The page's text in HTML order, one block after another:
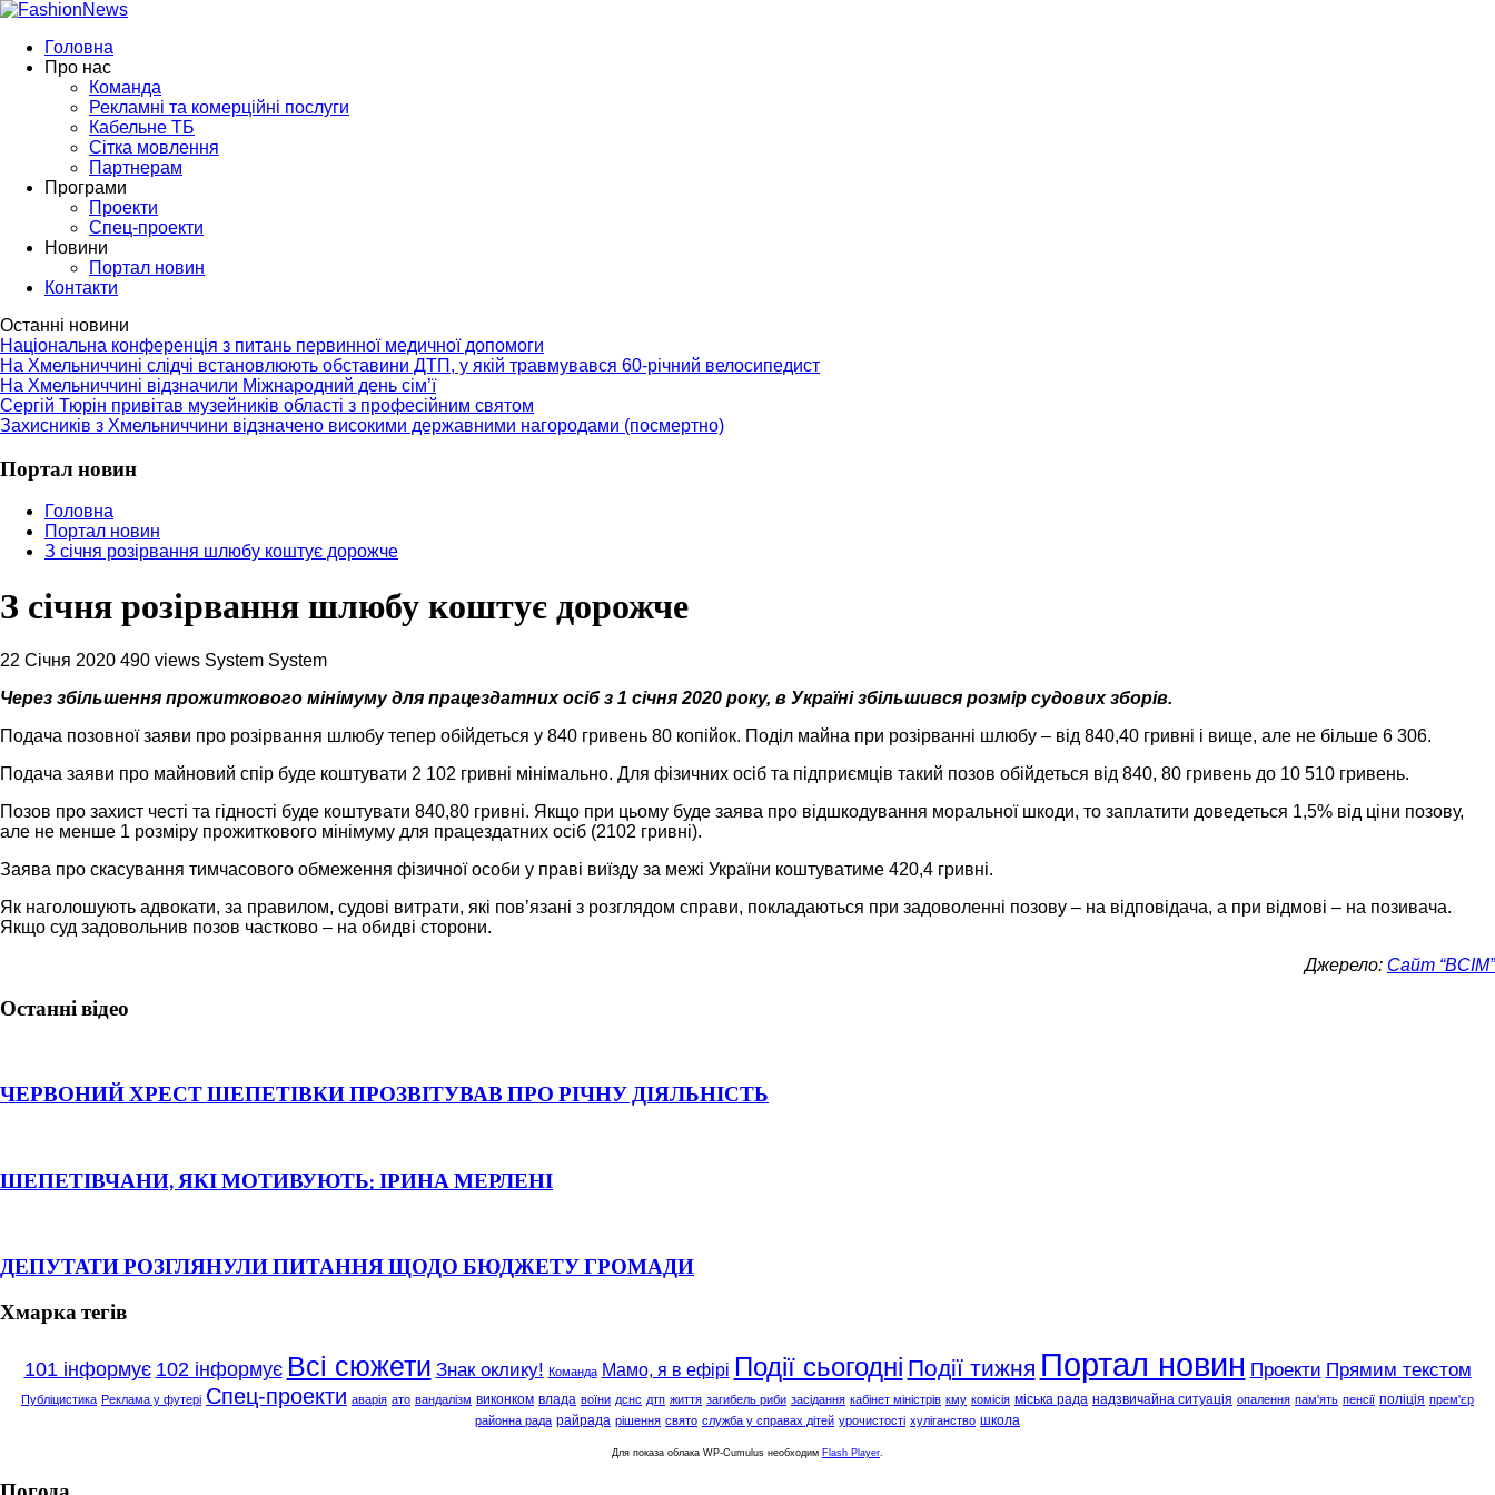
Головна
Про нас
Команда
Рекламні та комерційні послуги
Кабельне ТБ
Сітка мовлення
Партнерам
Програми
Проекти
Спец-проекти
Новини
Портал новин
Контакти
Останні новини
Національна конференція з питань первинної медичної допомоги
На Хмельниччині слідчі встановлюють обставини ДТП, у якій травмувався 60-річний велосипедист
На Хмельниччині відзначили Міжнародний день сім’ї
Сергій Тюрін привітав музейників області з професійним святом
Захисників з Хмельниччини відзначено високими державними нагородами (посмертно)
Портал новин
Головна
Портал новин
З січня розірвання шлюбу коштує дорожче
З січня розірвання шлюбу коштує дорожче
22 Січня 2020 490 views System System
Через збільшення прожиткового мінімуму для працездатних осіб з 1 січня 2020 року, в Україні збільшився розмір судових зборів.
Подача позовної заяви про розірвання шлюбу тепер обійдеться у 840 гривень 80 копійок. Поділ майна при розірванні шлюбу – від 840,40 гривні і вище, але не більше 6 306.
Подача заяви про майновий спір буде коштувати 2 102 гривні мінімально. Для фізичних осіб та підприємців такий позов обійдеться від 840, 80 гривень до 10 510 гривень.
Позов про захист честі та гідності буде коштувати 840,80 гривні. Якщо при цьому буде заява про відшкодування моральної шкоди, то заплатити доведеться 1,5% від ціни позову,
але не менше 1 розміру прожиткового мінімуму для працездатних осіб (2102 гривні).
Заява про скасування тимчасового обмеження фізичної особи у праві виїзду за межі України коштуватиме 420,4 гривні.
Як наголошують адвокати, за правилом, судові витрати, які пов’язані з розглядом справи, покладаються при задоволенні позову – на відповідача, а при відмові – на позивача.
Якщо суд задовольнив позов частково – на обидві сторони.
Джерело: Сайт “ВСІМ”
Останні відео
ЧЕРВОНИЙ ХРЕСТ ШЕПЕТІВКИ ПРОЗВІТУВАВ ПРО РІЧНУ ДІЯЛЬНІСТЬ
ШЕПЕТІВЧАНИ, ЯКІ МОТИВУЮТЬ: ІРИНА МЕРЛЕНІ
ДЕПУТАТИ РОЗГЛЯНУЛИ ПИТАННЯ ЩОДО БЮДЖЕТУ ГРОМАДИ
Хмарка тегів
101 інформує 102 інформує Всі сюжети Знак оклику! Команда Мамо, я в ефірі Події сьогодні Події тижня Портал новин Проекти Прямим текстом
Публіцистика Реклама у футері Спец-проекти аварія ато вандалізм виконком влада воїни дснс дтп життя загибель риби засідання кабінет міністрів кму комісія міська рада надзвичайна ситуація опалення пам'ять пенсії поліція прем'єр
районна рада райрада рішення свято служба у справах дітей урочистості хуліганство школа
Для показа облака WP-Cumulus необходим Flash Player